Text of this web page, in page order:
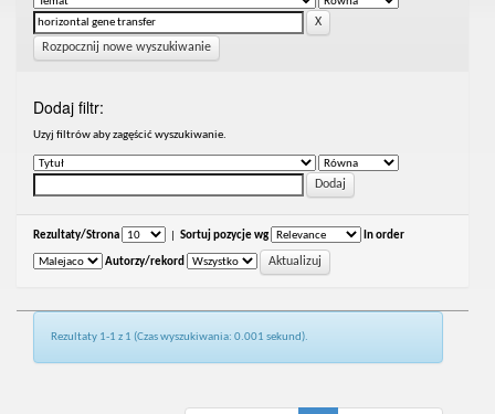
Rozpocznij nowe wyszukiwanie
Dodaj filtr:
Uzyj filtrów aby zagęścić wyszukiwanie.
Rezultaty/Strona Sortuj pozycje wg In order
Autorzy/rekord
Rezultaty 1-1 z 1 (Czas wyszukiwania: 0.001 sekund).